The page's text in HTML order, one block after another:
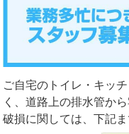
ご自宅のトイレ・キッ
く、道路上の排水管か
破損に関しては、下記ま